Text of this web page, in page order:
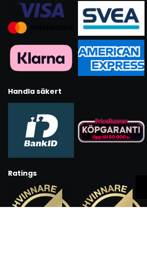
Handla säkert
Ratings